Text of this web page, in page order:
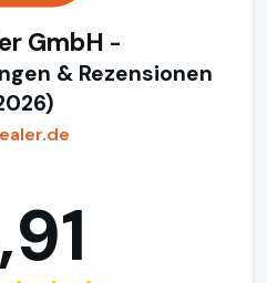
GmbH -
& Rezensionen